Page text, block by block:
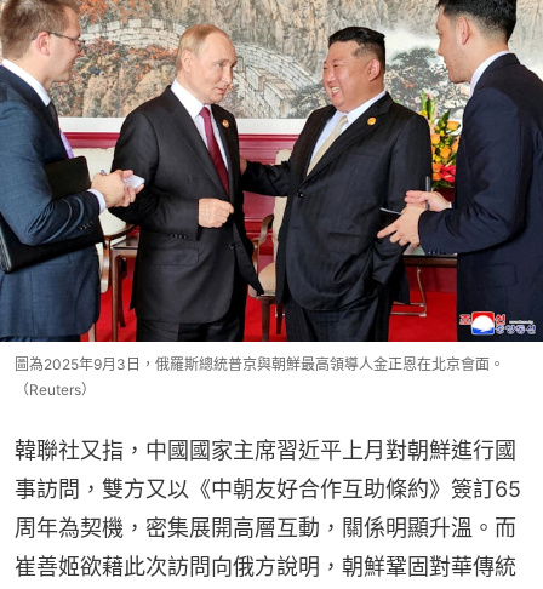
圖為2025年9月3日，俄羅斯總統普京與朝鮮最高領導人金正恩在北京會面。
（Reuters）
韓聯社又指，中國國家主席習近平上月對朝鮮進行國
事訪問，雙方又以《中朝友好合作互助條約》簽訂65
周年為契機，密集展開高層互動，關係明顯升溫。而
崔善姬欲藉此次訪問向俄方說明，朝鮮鞏固對華傳統